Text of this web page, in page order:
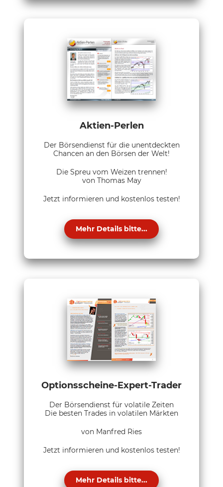
Aktien-Perlen
Der Börsendienst für die unentdeckten
Chancen an den Börsen der Welt!
Die Spreu vom Weizen trennen!
von Thomas May
Jetzt informieren und kostenlos testen!
Mehr Details bitte...
Optionsscheine-Expert-Trader
Der Börsendienst für volatile Zeiten
Die besten Trades in volatilen Märkten
von Manfred Ries
Jetzt informieren und kostenlos testen!
Mehr Details bitte...